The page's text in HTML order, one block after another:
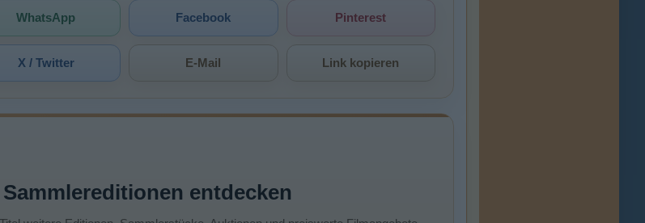
WhatsApp Facebook Pinterest
X / Twitter E-Mail Link kopieren
entdecken